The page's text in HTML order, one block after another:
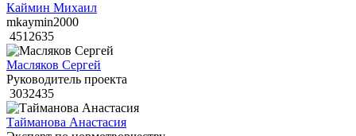
Каймин Михаил
mkaymin2000
4512635
Масляков Сергей
Руководитель проекта
3032435
Тайманова Анастасия